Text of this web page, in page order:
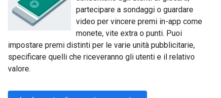
partecipare a sondaggi o guardare
video per vincere premi in-app come
monete, vite extra o punti. Puoi
impostare premi distinti per le varie unità pubblicitarie,
specificare quelli che riceveranno gli utenti e il relativo
valore.